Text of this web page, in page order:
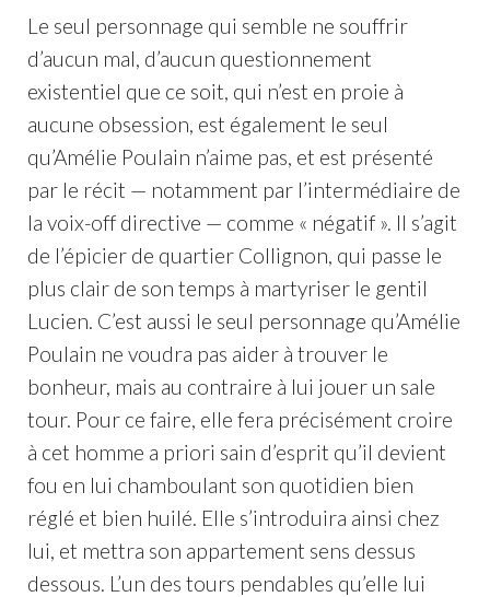
Le seul personnage qui semble ne souffrir
d’aucun mal, d’aucun questionnement
existentiel que ce soit, qui n’est en proie à
aucune obsession, est également le seul
qu’Amélie Poulain n’aime pas, et est présenté
par le récit — notamment par l’intermédiaire de
la voix-off directive — comme « négatif ». Il s’agit
de l’épicier de quartier Collignon, qui passe le
plus clair de son temps à martyriser le gentil
Lucien. C’est aussi le seul personnage qu’Amélie
Poulain ne voudra pas aider à trouver le
bonheur, mais au contraire à lui jouer un sale
tour. Pour ce faire, elle fera précisément croire
à cet homme a priori sain d’esprit qu’il devient
fou en lui chamboulant son quotidien bien
réglé et bien huilé. Elle s’introduira ainsi chez
lui, et mettra son appartement sens dessus
dessous. L’un des tours pendables qu’elle lui